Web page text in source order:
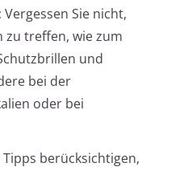
Vergessen Sie nicht,
zu treffen, wie zum
und
bei der
oder bei
berücksichtigen,